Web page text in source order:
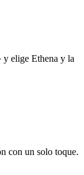
y elige Ethena y la
con un solo toque.